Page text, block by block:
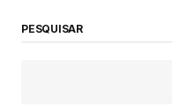
PESQUISAR